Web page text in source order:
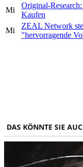
Mi
Original-
Kaufen
Mi
ZEAL Network
"hervorragende